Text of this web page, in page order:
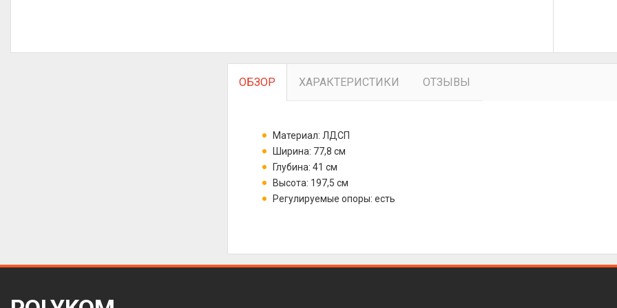
ОБЗОР ХАРАКТЕРИСТИКИ ОТЗЫВЫ
Материал: ЛДСП
Ширина: 77,8 см
Глубина: 41 см
Высота: 197,5 см
Регулируемые опоры: есть